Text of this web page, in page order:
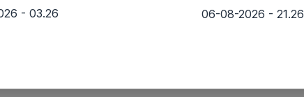
- 03.26 06-08-2026 - 21.26